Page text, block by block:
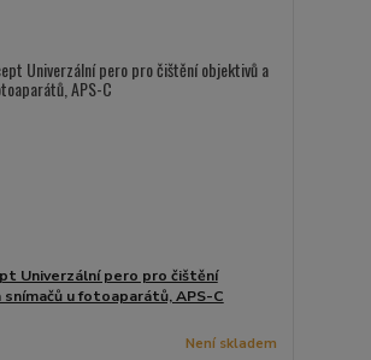
Univerzální pero pro čištění
u fotoaparátů, APS-C
Není skladem